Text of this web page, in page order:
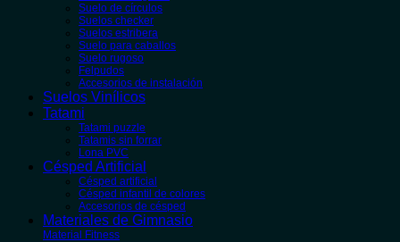
Suelo de círculos
Suelos checker
Suelos estribera
Suelo para caballos
Suelo rugoso
Felpudos
Accesorios de instalación
Suelos Vinílicos
Tatami
Tatami puzzle
Tatamis sin forrar
Lona PVC
Césped Artificial
Césped artificial
Césped infantil de colores
Accesorios de césped
Materiales de Gimnasio
Material Fitness